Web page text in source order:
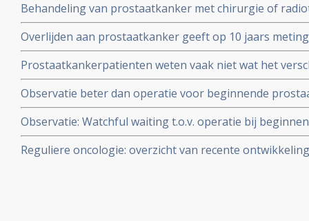
Behandeling van prostaatkanker met chirurgie of
overleving dan observatie na 15 jaar. Blijkt uit groot
Overlijden aan prostaatkanker geeft op 10 jaars
wait-and-see, chirurgie of bestraling voor niet
diagnose
Prostaatkankerpatienten weten vaak niet wat het
behandelingsopties voor hun eigen situatie met niet
realiseren zich onvoldoende wat de verschillende
zijn copy 1
Observatie beter dan operatie voor beginnende
laag risico en lage PSA waarden
Observatie: Watchful waiting t.o.v. operatie bij
en minder belastend voor mannen met beginnende
Reguliere oncologie: overzicht van recente